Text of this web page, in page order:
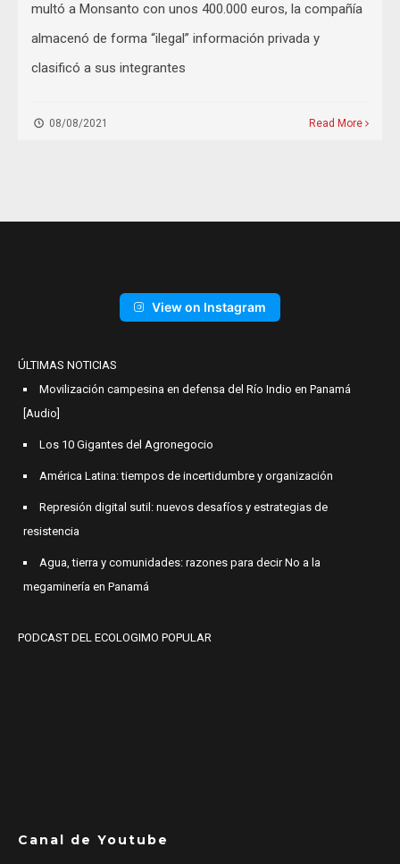
multó a Monsanto con unos 400.000 euros, la compañía
almacenó de forma “ilegal” información privada y
clasificó a sus integrantes
08/08/2021 Read More
View on Instagram
ÚLTIMAS NOTICIAS
Movilización campesina en defensa del Río Indio en Panamá
[Audio]
Los 10 Gigantes del Agronegocio
América Latina: tiempos de incertidumbre y organización
Represión digital sutil: nuevos desafíos y estrategias de
resistencia
Agua, tierra y comunidades: razones para decir No a la
megaminería en Panamá
PODCAST DEL ECOLOGIMO POPULAR
Canal de Youtube